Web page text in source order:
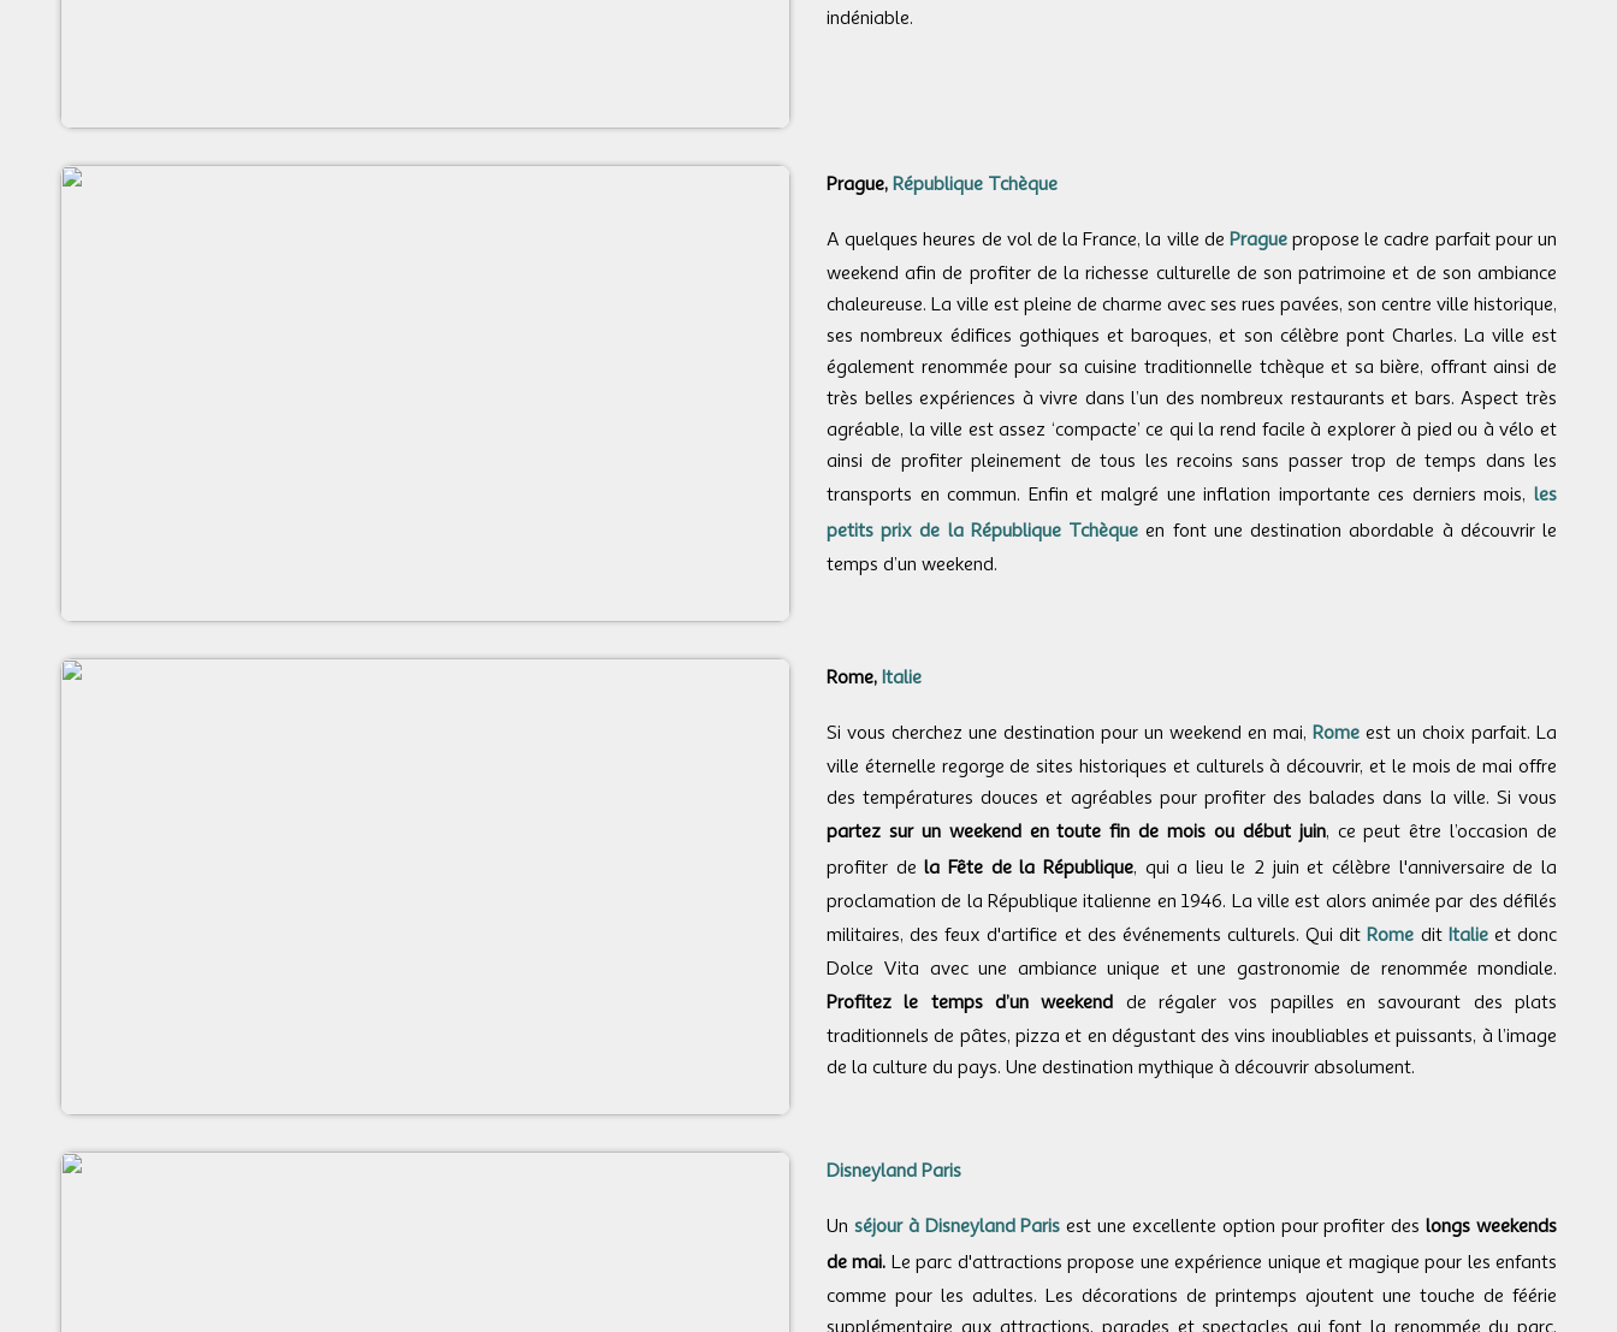
indéniable.
Prague, République Tchèque
A quelques heures de vol de la France, la ville de Praguepropose le cadre parfait pour un
weekend afin de profiter de la richesse culturelle de son patrimoine et de son ambiance
chaleureuse. La ville est pleine de charme avec ses rues pavées, son centre ville historique,
ses nombreux édifices gothiques et baroques, et son célèbre pont Charles. La ville est
également renommée pour sa cuisine traditionnelle tchèque et sa bière, offrant ainsi de
très belles expériences à vivre dans l’un des nombreux restaurants et bars. Aspect très
agréable, la ville est assez ‘compacte’ ce qui la rend facile à explorer à pied ou à vélo et
ainsi de profiter pleinement de tous les recoins sans passer trop de temps dans les
transports en commun. Enfin et malgré une inflation importante ces derniers mois, les
petits prix de la République Tchèque en font une destination abordable à découvrir le
temps d’un weekend.
Rome, Italie
Si vous cherchez une destination pour un weekend en mai, Rome est un choix parfait. La
ville éternelle regorge de sites historiques et culturels à découvrir, et le mois de mai offre
des températures douces et agréables pour profiter des balades dans la ville. Si vous
partez sur un weekend en toute fin de mois ou début juin, ce peut être l’occasion de
profiter dela Fête de la République, qui a lieu le 2 juin et célèbre l'anniversaire de la
proclamation de la République italienne en 1946. La ville est alors animée par des défilés
militaires, des feux d'artifice et des événements culturels. Qui ditRome dit Italieet donc
Dolce Vita avec une ambiance unique et une gastronomie de renommée mondiale.
Profitez le temps d’un weekend de régaler vos papilles en savourant des plats
traditionnels de pâtes, pizza et en dégustant des vins inoubliables et puissants, à l’image
de la culture du pays. Une destination mythique à découvrir absolument.
Disneyland Paris
Un séjour à Disneyland Paris est une excellente option pour profiter deslongs weekends
de mai. Le parc d'attractions propose une expérience unique et magique pour les enfants
comme pour les adultes. Les décorations de printemps ajoutent une touche de féérie
supplémentaire aux attractions, parades et spectacles qui font la renommée du parc.